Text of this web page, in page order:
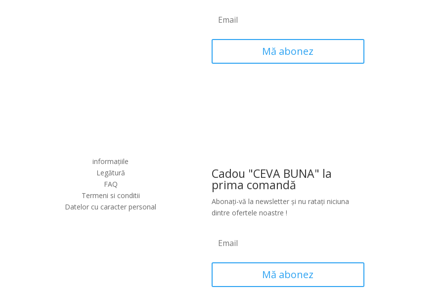
Mă abonez
informațiile
Legătură
FAQ
Termeni si conditii
Datelor cu caracter personal
Cadou "CEVA BUNA" la
prima comandă
Abonați-vă la newsletter și nu ratați niciuna
dintre ofertele noastre !
Mă abonez